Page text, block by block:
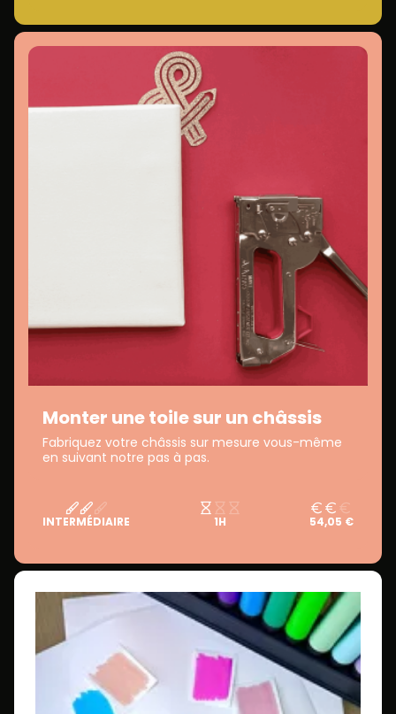
Monter une toile sur un châssis
Fabriquez votre châssis sur mesure vous-même
en suivant notre pas à pas.
INTERMÉDIAIRE 1H 54,05 €